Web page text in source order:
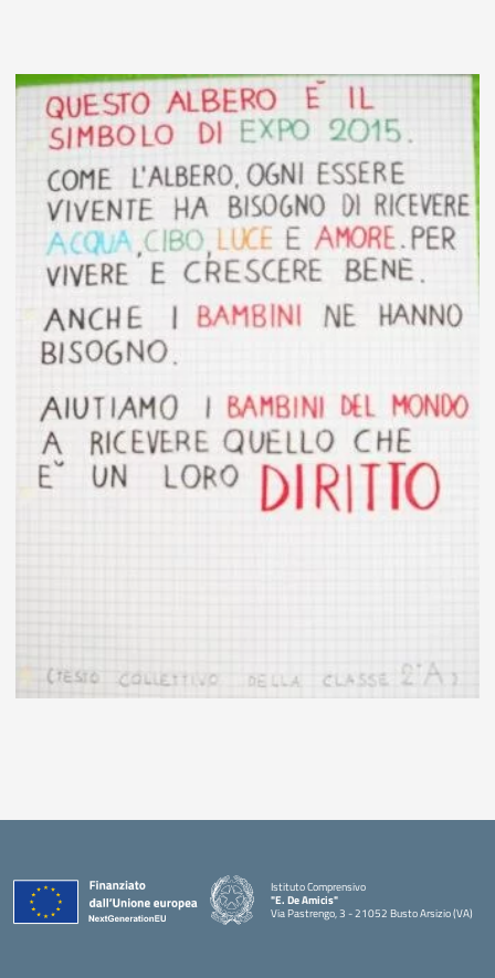
Istituto Comprensivo
"E. De Amicis"
Via Pastrengo, 3 - 21052 Busto Arsizio (VA)